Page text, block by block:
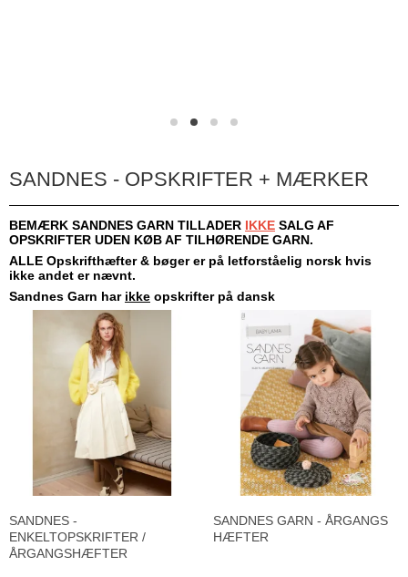
SANDNES - OPSKRIFTER + MÆRKER
BEMÆRK SANDNES GARN TILLADER IKKE SALG AF
OPSKRIFTER UDEN KØB AF TILHØRENDE GARN.
ALLE Opskrifthæfter & bøger er på letforståelig norsk hvis
ikke andet er nævnt.
Sandnes Garn har ikke opskrifter på dansk
SANDNES -
ENKELTOPSKRIFTER /
ÅRGANGSHÆFTER
SANDNES GARN - ÅRGANGS
HÆFTER